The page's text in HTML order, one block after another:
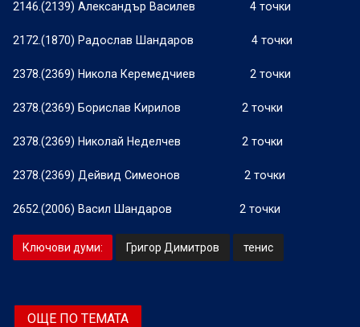
2146.(2139) Александър Василев 4 точки
2172.(1870) Радослав Шандаров 4 точки
2378.(2369) Никола Керемедчиев 2 точки
2378.(2369) Борислав Кирилов 2 точки
2378.(2369) Николай Неделчев 2 точки
2378.(2369) Дейвид Симеонов 2 точки
2652.(2006) Васил Шандаров 2 точки
Ключови думи: Григор Димитров тенис
ОЩЕ ПО ТЕМАТА